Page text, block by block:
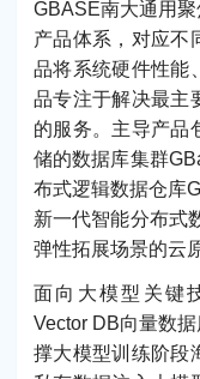
GBASE南大通用
产品体系，对应不
品将系统硬件性能
品专注于解决最主
的服务。主导产品
储的数据库集群
布式逻辑数据仓库
新一代智能分布式
弹性拓展场景的云
面向大模型关键
Vector DB向量数
撑大模型训练阶段